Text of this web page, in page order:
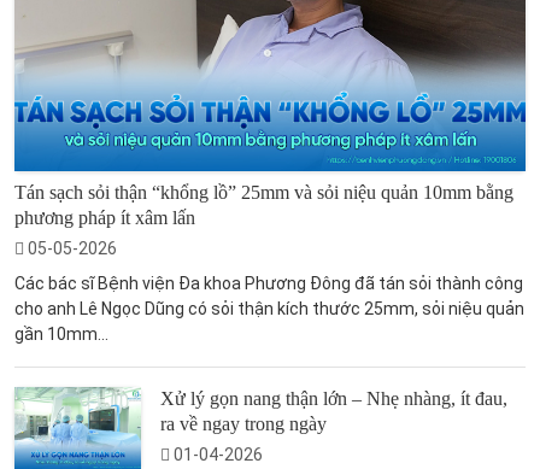
Tán sạch sỏi thận “khổng lồ” 25mm và sỏi niệu quản 10mm bằng
phương pháp ít xâm lấn
05-05-2026
Các bác sĩ Bệnh viện Đa khoa Phương Đông đã tán sỏi thành công
cho anh Lê Ngọc Dũng có sỏi thận kích thước 25mm, sỏi niệu quản
gần 10mm...
Xử lý gọn nang thận lớn – Nhẹ nhàng, ít đau,
ra về ngay trong ngày
01-04-2026